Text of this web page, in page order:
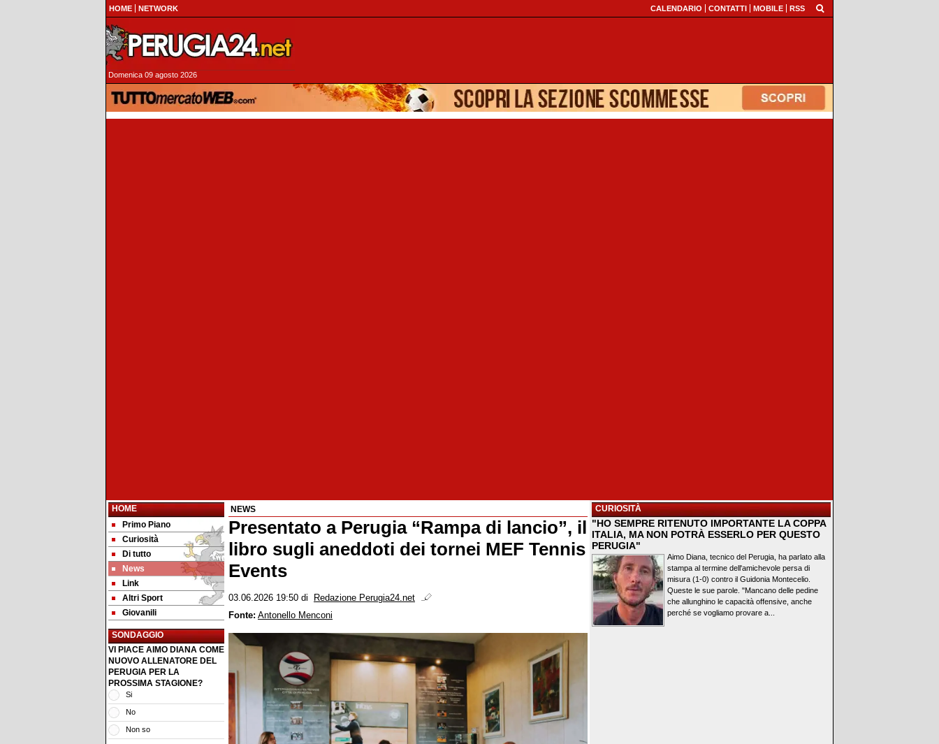
HOME NETWORK CALENDARIO CONTATTI MOBILE RSS
Domenica 09 agosto 2026
HOME
Primo Piano
Curiosità
Di tutto
News
Link
Altri Sport
Giovanili
SONDAGGIO
VI PIACE AIMO DIANA COME
NUOVO ALLENATORE DEL
PERUGIA PER LA
PROSSIMA STAGIONE?
Si
No
Non so
NEWS
Presentato a Perugia “Rampa di lancio”, il
libro sugli aneddoti dei tornei MEF Tennis
Events
03.06.2026 19:50 di
Redazione Perugia24.net
Fonte: Antonello Menconi
CURIOSITÀ
"HO SEMPRE RITENUTO IMPORTANTE LA COPPA
ITALIA, MA NON POTRÀ ESSERLO PER QUESTO
PERUGIA"
Aimo Diana, tecnico del Perugia, ha parlato alla
stampa al termine dell'amichevole persa di
misura (1-0) contro il Guidonia Montecelio.
Queste le sue parole. "Mancano delle pedine
che allunghino le capacità offensive, anche
perché se vogliamo provare a...